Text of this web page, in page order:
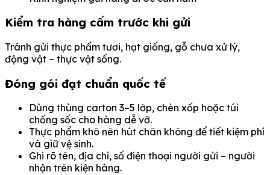
Kiểm tra hàng cấm trước khi gửi
Tránh gửi thực phẩm tươi, hạt giống, gỗ chưa xử lý,
động vật – thực vật sống.
Đóng gói đạt chuẩn quốc tế
Dùng thùng carton 3–5 lớp, chèn xốp hoặc túi
chống sốc cho hàng dễ vỡ.
Thực phẩm khô nên hút chân không để tiết kiệm phí
và giữ vệ sinh.
Ghi rõ tên, địa chỉ, số điện thoại người gửi – người
nhận trên kiện hàng.